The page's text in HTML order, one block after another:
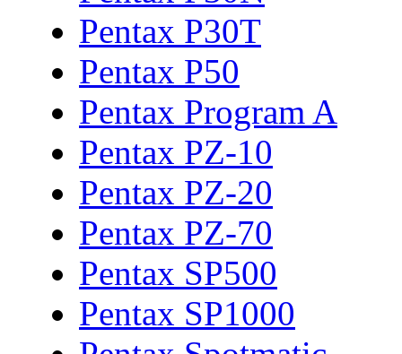
Pentax P30T
Pentax P50
Pentax Program A
Pentax PZ-10
Pentax PZ-20
Pentax PZ-70
Pentax SP500
Pentax SP1000